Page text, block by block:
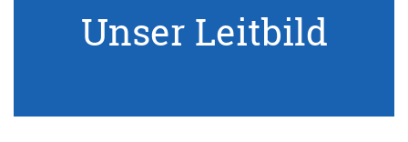
Unser Leitbild